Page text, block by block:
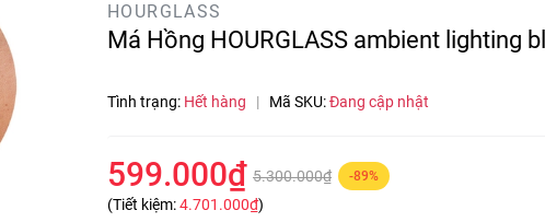
HOURGLASS
Má Hồng HOURGLASS ambient lighting
Tình trạng: Hết hàng | Mã SKU:Đang cập nhật
599.000₫ 5.300.000₫ -89%
(Tiết kiệm:4.701.000₫)